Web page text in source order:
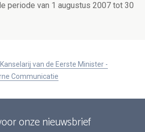
periode van 1 augustus 2007 tot 30
Kanselarij van de Eerste Minister -
Communicatie
onze nieuwsbrief